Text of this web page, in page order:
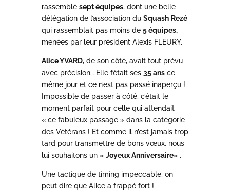
rassemblé sept équipes, dont une belle
délégation de l’association du Squash Rezé
qui rassemblait pas moins de 5 équipes,
menées par leur président Alexis FLEURY.
Alice YVARD, de son côté, avait tout prévu
avec précision… Elle fêtait ses 35 ansce
même jour et ce n’est pas passé inaperçu !
Impossible de passer à côté, c’était le
moment parfait pour celle qui attendait
« ce fabuleux passage » dans la catégorie
des Vétérans ! Et comme il n’est jamais trop
tard pour transmettre de bons vœux, nous
lui souhaitons un « Joyeux Anniversaire« .
Une tactique de timing impeccable, on
peut dire que Alice a frappé fort !